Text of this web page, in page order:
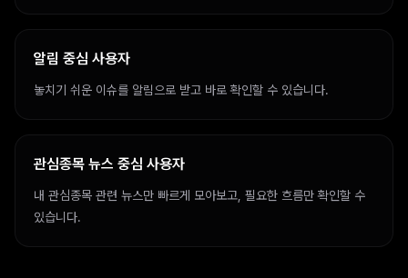
알림 중심 사용자
놓치기 쉬운 이슈를 알림으로 받고 바로 확인할 수 있습니다.
관심종목 뉴스 중심 사용자
내 관심종목 관련 뉴스만 빠르게 모아보고, 필요한 흐름만 확인할 수
있습니다.